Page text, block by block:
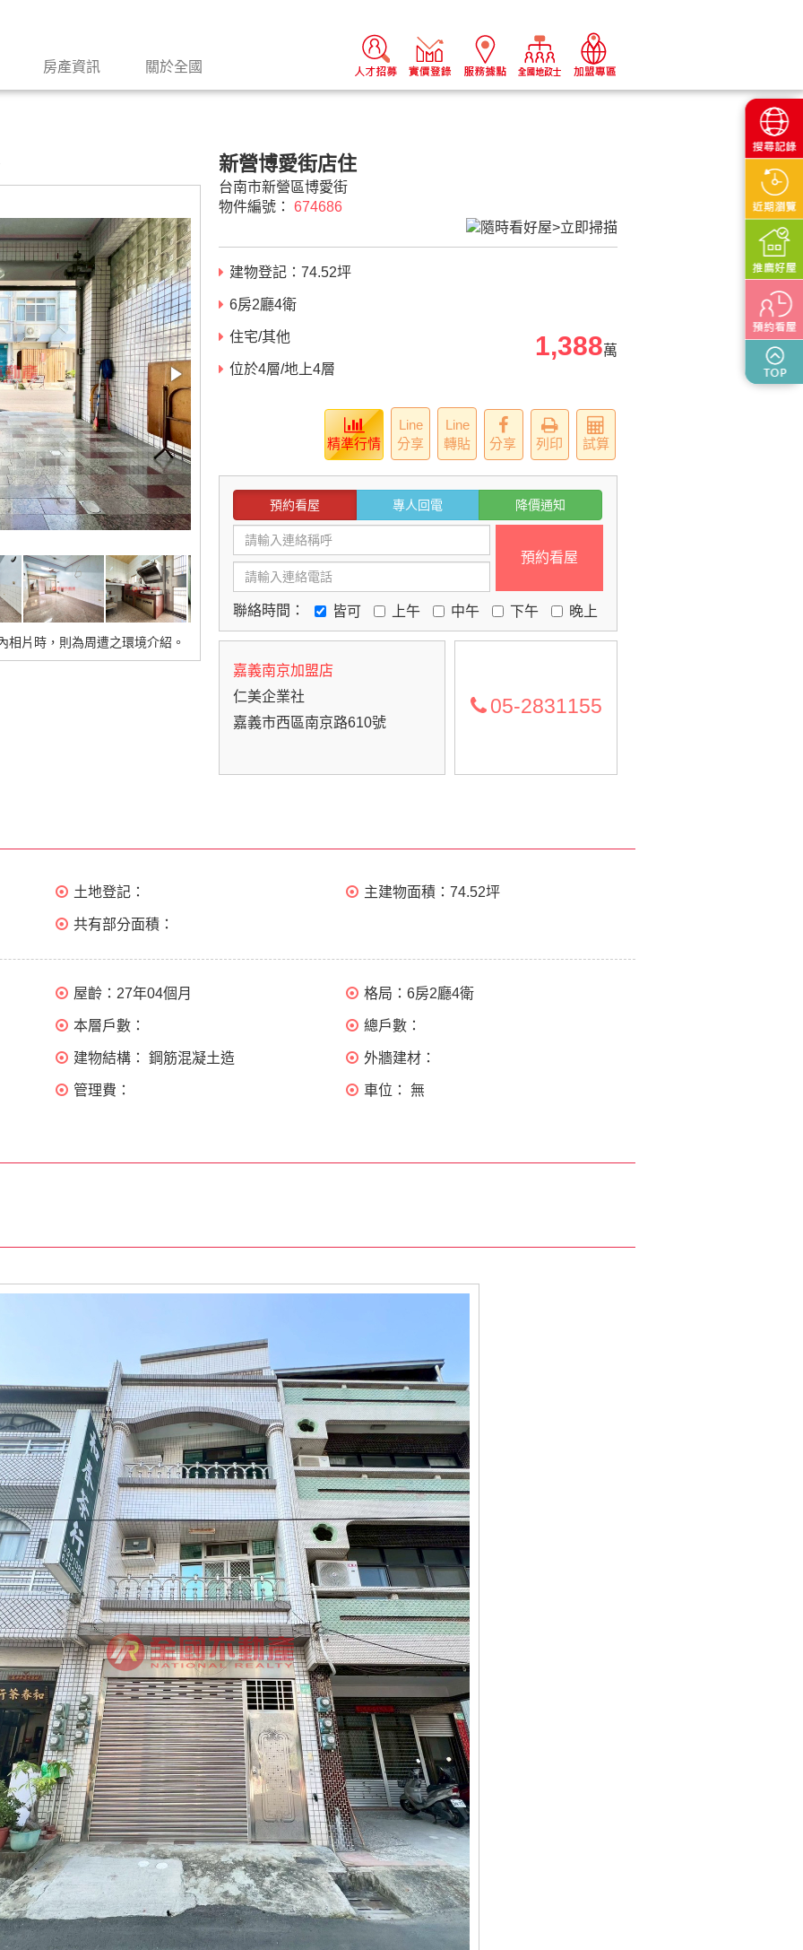
房產資訊 關於全國
片時，則為周遭之環境介紹。
新營博愛街店住
台南市新營區博愛街
物件編號： 674686
建物登記： 74.52坪
6房2廳4衛
住宅/其他
位於4層/地上4層
1,388萬
精準行情
Line
分享
Line
轉貼
分享 列印 試算
預約看屋 專人回電 降價通知
預約看屋
聯絡時間： 皆可 上午 中午 下午 晚上
嘉義南京加盟店
仁美企業社
嘉義市西區南京路610號
05-2831155
土地登記： 主建物面積： 74.52坪
共有部分面積：
屋齡： 27年04個月 格局： 6房2廳4衛
本層戶數： 總戶數：
建物結構：鋼筋混凝土造 外牆建材：
管理費： 車位： 無